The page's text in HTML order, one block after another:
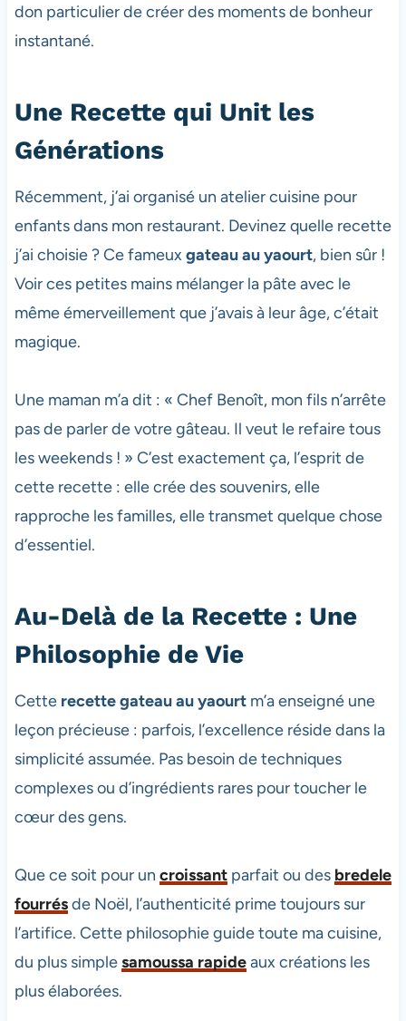
don particulier de créer des moments de bonheur
instantané.
Une Recette qui Unit les
Générations
Récemment, j’ai organisé un atelier cuisine pour
enfants dans mon restaurant. Devinez quelle recette
j’ai choisie ? Ce fameux gateau au yaourt, bien sûr !
Voir ces petites mains mélanger la pâte avec le
même émerveillement que j’avais à leur âge, c’était
magique.
Une maman m’a dit : « Chef Benoît, mon fils n’arrête
pas de parler de votre gâteau. Il veut le refaire tous
les weekends ! » C’est exactement ça, l’esprit de
cette recette : elle crée des souvenirs, elle
rapproche les familles, elle transmet quelque chose
d’essentiel.
Au-Delà de la Recette : Une
Philosophie de Vie
Cette recette gateau au yaourtm’a enseigné une
leçon précieuse : parfois, l’excellence réside dans la
simplicité assumée. Pas besoin de techniques
complexes ou d’ingrédients rares pour toucher le
cœur des gens.
Que ce soit pour un croissantparfait ou des bredele
fourrésde Noël, l’authenticité prime toujours sur
l’artifice. Cette philosophie guide toute ma cuisine,
du plus simplesamoussa rapideaux créations les
plus élaborées.